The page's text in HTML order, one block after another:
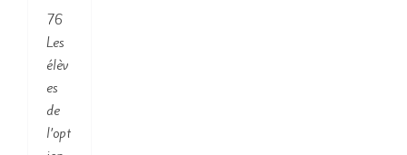
76
Les
élèv
es
de
l’opt